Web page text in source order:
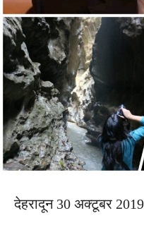
देहरादून 30 अक्टूबर